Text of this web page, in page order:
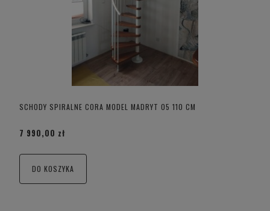
SCHODY SPIRALNE CORA MODEL MADRYT 05 110 CM
7 990,00 zł
DO KOSZYKA